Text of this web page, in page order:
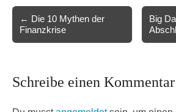
navigation
← Die 10 Mythen der
Finanzkrise
Big
Schreibe einen Kommentar